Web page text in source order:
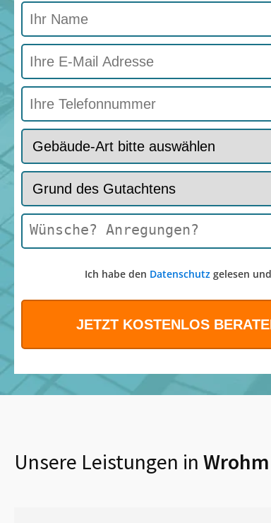
Ich habe den Datenschutzgelesen
Unsere Leistungen in Wrohm